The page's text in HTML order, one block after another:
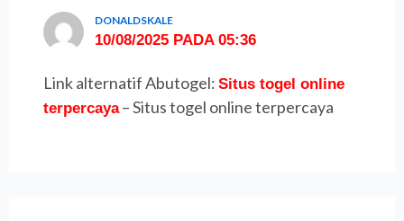
DONALDSKALE
10/08/2025 PADA 05:36
Link alternatif Abutogel:Situs togel online
terpercaya– Situs togel online terpercaya